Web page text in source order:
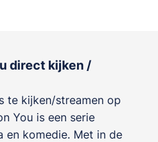
direct kijken /
te kijken/streamen op
You is een serie
en komedie. Met in de